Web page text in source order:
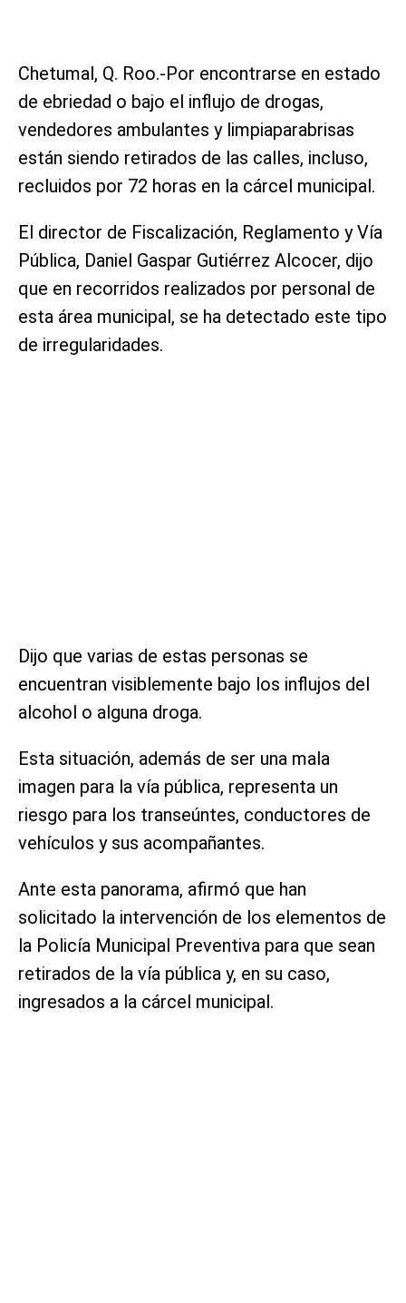
Chetumal, Q. Roo.-Por encontrarse en estado
de ebriedad o bajo el influjo de drogas,
vendedores ambulantes y limpiaparabrisas
están siendo retirados de las calles, incluso,
recluidos por 72 horas en la cárcel municipal.
El director de Fiscalización, Reglamento y Vía
Pública, Daniel Gaspar Gutiérrez Alcocer, dijo
que en recorridos realizados por personal de
esta área municipal, se ha detectado este tipo
de irregularidades.
Dijo que varias de estas personas se
encuentran visiblemente bajo los influjos del
alcohol o alguna droga.
Esta situación, además de ser una mala
imagen para la vía pública, representa un
riesgo para los transeúntes, conductores de
vehículos y sus acompañantes.
Ante esta panorama, afirmó que han
solicitado la intervención de los elementos de
la Policía Municipal Preventiva para que sean
retirados de la vía pública y, en su caso,
ingresados a la cárcel municipal.